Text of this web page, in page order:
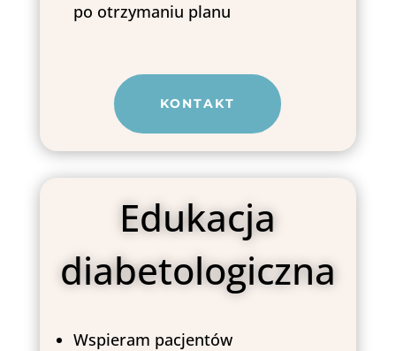
po otrzymaniu planu
KONTAKT
Edukacja
diabetologiczna
Wspieram pacjentów